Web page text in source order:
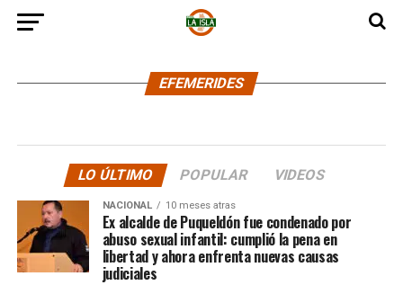
EFEMERIDES
LO ÚLTIMO POPULAR VIDEOS
NACIONAL 10 meses atras
Ex alcalde de Puqueldón fue condenado por
abuso sexual infantil: cumplió la pena en
libertad y ahora enfrenta nuevas causas
judiciales